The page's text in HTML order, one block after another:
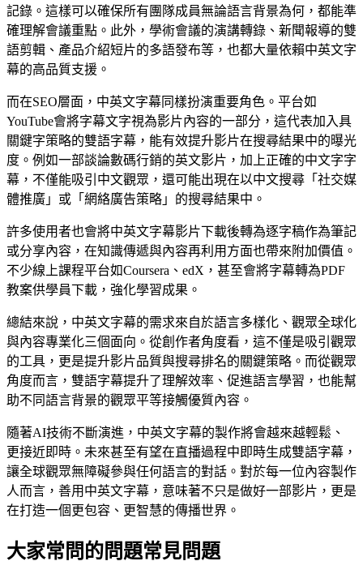
記錄。這樣可以確保所有團隊成員無論語言背景為何，都能準
確理解會議重點。此外，學術會議的演講轉錄、新聞報導的雙
語剪輯、產品介紹短片的多語發布等，也都大量依賴中英文字
幕的高品質支援。
而在SEO層面，中英文字幕同樣扮演重要角色。平台如
YouTube會將字幕文字視為影片內容的一部分，這代表加入具
關鍵字策略的雙語字幕，能有效提升影片在搜尋結果中的曝光
度。例如一部談論數碼行銷的英文影片，加上正確的中文字字
幕，不僅能吸引中文觀眾，還可能出現在以中文搜尋「社交媒
體推廣」或「網絡廣告策略」的搜尋結果中。
許多使用者也會將中英文字幕影片下載後轉為逐字稿作為筆記
或分享內容，在知識傳遞與內容再利用方面也帶來附加價值。
不少線上課程平台如Coursera、edX，甚至會將字幕轉為PDF
教案供學員下載，強化學習成果。
總結來說，中英文字幕的需求來自於語言多樣化、觀眾全球化
與內容專業化三個面向。從創作者角度看，這不僅是吸引觀眾
的工具，更是提升影片品質與搜尋排名的關鍵策略。而從觀眾
角度而言，雙語字幕提升了理解效率、促進語言學習，也能幫
助不同語言背景的觀眾平等接觸優質內容。
隨著AI技術不斷演進，中英文字幕的製作將會越來越輕鬆、
更接近即時。未來甚至有望在直播過程中即時生成雙語字幕，
讓全球觀眾無障礙參與任何語言的對話。對於每一位內容製作
人而言，善用中英文字幕，意味著不只是做好一部影片，更是
在打造一個更包容、更智慧的傳播世界。
大家常問的問題常見問題